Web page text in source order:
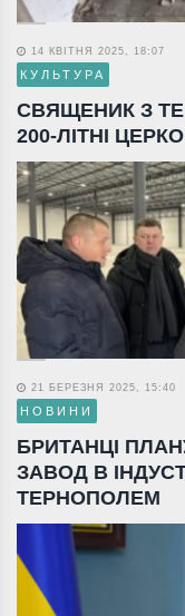
14 КВІТНЯ 2025, 18:07
КУЛЬТУРА
СВЯЩЕНИК З
200-ЛІТНІ
21 БЕРЕЗНЯ 2025, 15:40
НОВИНИ
БРИТАНЦІ
ЗАВОД В
ТЕРНОПОЛЕМ